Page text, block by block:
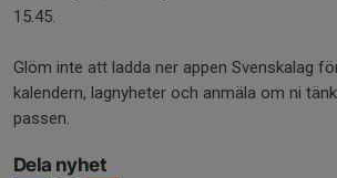
15.45.
Glöm inte att ladda ner appen Svenskalag
kalendern, lagnyheter och anmäla om ni
passen.
Dela nyhet